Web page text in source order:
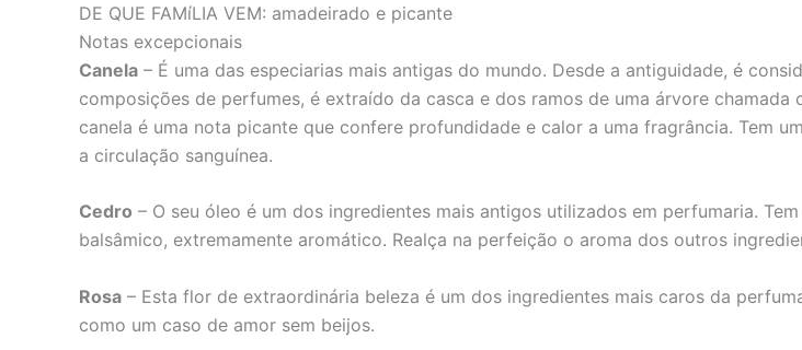
DE QUE FAMíLIA VEM: amadeirado e picante
Notas excepcionais
Canela – É uma das especiarias mais antigas do mundo. Desde a antiguidade, é
composições de perfumes, é extraído da casca e dos ramos de uma árvore
canela é uma nota picante que confere profundidade e calor a uma fragrância. Tem
a circulação sanguínea.
Cedro – O seu óleo é um dos ingredientes mais antigos utilizados em perfumaria.
balsâmico, extremamente aromático. Realça na perfeição o aroma dos outros
Rosa – Esta flor de extraordinária beleza é um dos ingredientes mais caros da
como um caso de amor sem beijos.